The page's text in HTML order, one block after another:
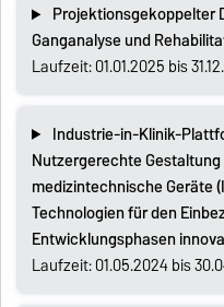
Projektionsgekoppelter
Ganganalyse und
Laufzeit: 01.01.2025 bis
Industrie-in-Klinik-
Nutzergerechte
medizintechnische Geräte
Technologien für den
Entwicklungsphasen
Laufzeit: 01.05.2024 bis